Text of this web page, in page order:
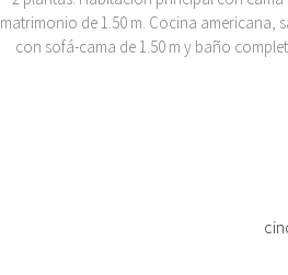
matrimonio de 1.50 m. Cocina americana,
con sofá-cama de 1.50 m y baño